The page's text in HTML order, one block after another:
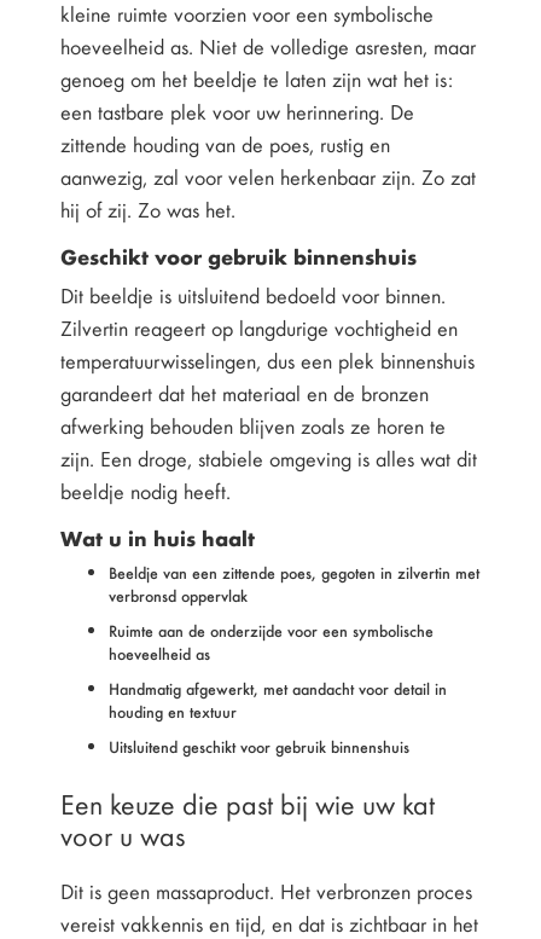
kleine ruimte voorzien voor een symbolische
hoeveelheid as. Niet de volledige asresten, maar
genoeg om het beeldje te laten zijn wat het is:
een tastbare plek voor uw herinnering. De
zittende houding van de poes, rustig en
aanwezig, zal voor velen herkenbaar zijn. Zo zat
hij of zij. Zo was het.
Geschikt voor gebruik binnenshuis
Dit beeldje is uitsluitend bedoeld voor binnen.
Zilvertin reageert op langdurige vochtigheid en
temperatuurwisselingen, dus een plek binnenshuis
garandeert dat het materiaal en de bronzen
afwerking behouden blijven zoals ze horen te
zijn. Een droge, stabiele omgeving is alles wat dit
beeldje nodig heeft.
Wat u in huis haalt
Beeldje van een zittende poes, gegoten in zilvertin met
verbronsd oppervlak
Ruimte aan de onderzijde voor een symbolische
hoeveelheid as
Handmatig afgewerkt, met aandacht voor detail in
houding en textuur
Uitsluitend geschikt voor gebruik binnenshuis
Een keuze die past bij wie uw kat
voor u was
Dit is geen massaproduct. Het verbronzen proces
vereist vakkennis en tijd, en dat is zichtbaar in het